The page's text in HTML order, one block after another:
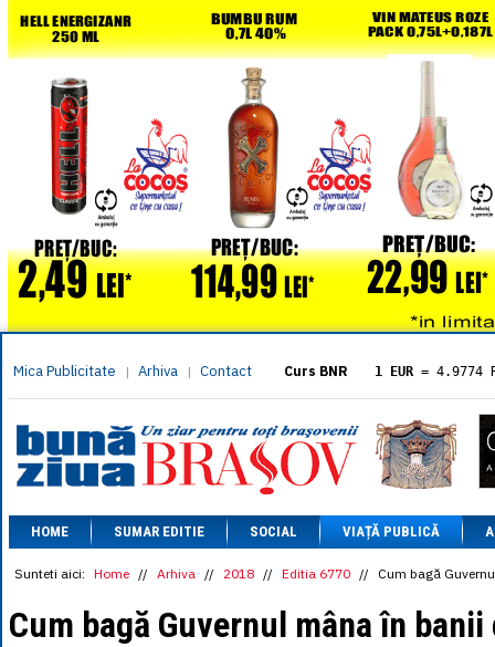
Mica Publicitate | Arhiva | Contact Curs BNR 1 EUR = 4.9774
= 5.8304
1 XAU= 464.4611
1 AED= 1.1933
1 AUD= 2.7957
1 BGN= 2.5449
1 CAD= 3.1559
1 CHF= 5.2813
1 CNY= 0.6015
1 DKK
= 0.6668
= 0.0860
HOME SUMAR EDITIE SOCIAL VIAȚĂ PUBLICĂ
Sunteti aici: Home // Arhiva // 2018 // Editia 6770 // Cum bagă
Cum bagă Guvernul mâna în